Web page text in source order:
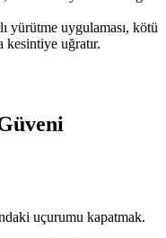
yürütme uygulaması, kötü
kesintiye uğratır.
uçurumu kapatmak.